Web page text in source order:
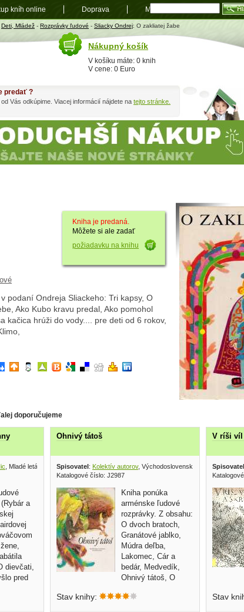
Deti, Mládež - Rozprávky ľudové - Sliacky Ondrej: O zakliatej žabe
Kniha je predaná.
Môžete si ale zadať
požiadavku na knihu
podaní Ondreja Sliackeho: Tri kapsy, O
Ako Kubo kravu predal, Ako pomohol
kačica hrúži do vody.... pre deti od 6 rokov,
doporučujeme
, Mladé letá 1979
a
dievčati,
pred
zakliaty
Ohnivý tátoš
Spisovatel: Kolektív autorov, Východoslovenské vydavateľstvo
Katalogové číslo: J2987
Kniha ponúka
arménske ľudové
rozprávky. Z obsahu:
O dvoch bratoch,
Granátové jablko,
Múdra deľba,
Lakomec, Cár a
bedár, Medvedík,
Ohnivý tátoš, O
väzba, 85 strán, veľký formát, farebné
Stav knihy:
V ríši víl
Spisovatel
Čarovná
Stav
predať ?
Vás odkúpime. Viacej informácií nájdete na tejto stránke.
Nákupný košík
V košíku máte: 0 knih
V cene: 0 Euro
kníh online Doprava Mapa